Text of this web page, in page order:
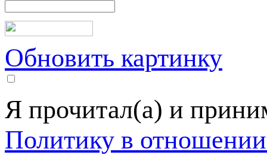
Обновить картинку
Я прочитал(а) и
Политику в